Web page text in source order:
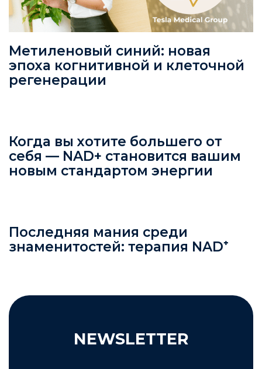
Метиленовый синий: новая
эпоха когнитивной и клеточной
регенерации
Когда вы хотите большего от
себя — NAD+ становится вашим
новым стандартом энергии
Последняя мания среди
знаменитостей: терапия NAD⁺
NEWSLETTER